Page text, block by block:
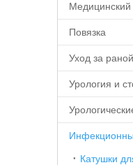
Медицинский
Повязка
Уход за раной
Урология и
Катушки